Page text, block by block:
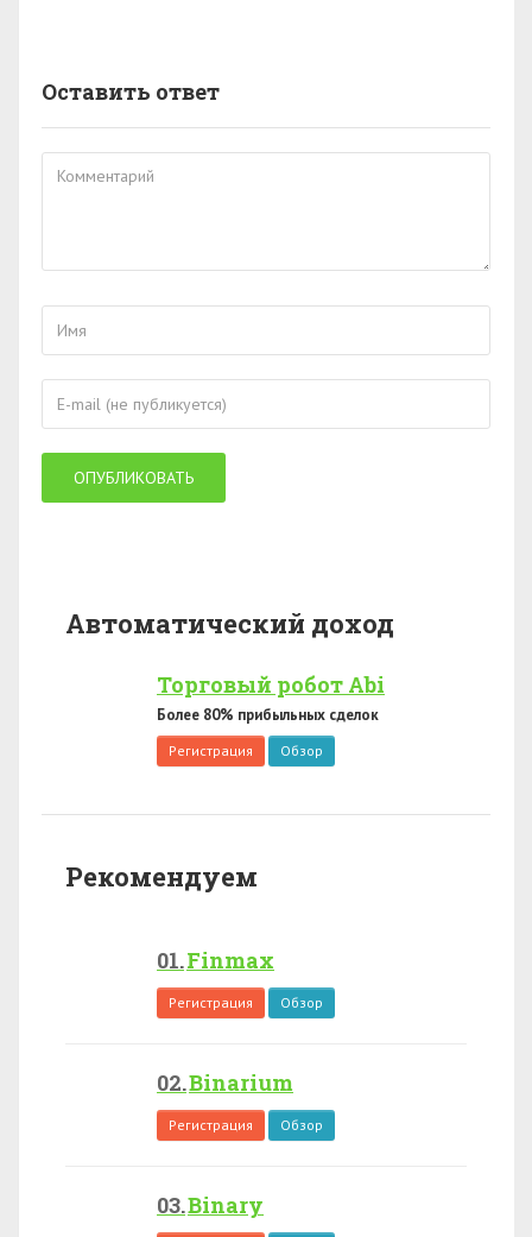
Оставить ответ
Автоматический доход
Торговый робот Abi
Более 80% прибыльных сделок
Регистрация Обзор
Рекомендуем
Finmax
Регистрация Обзор
Binarium
Регистрация Обзор
Binary